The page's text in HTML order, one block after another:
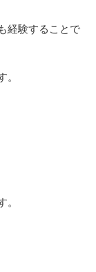
経験することで
。
。